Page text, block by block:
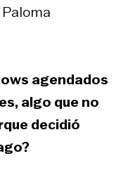
agendados
algo que no
decidió